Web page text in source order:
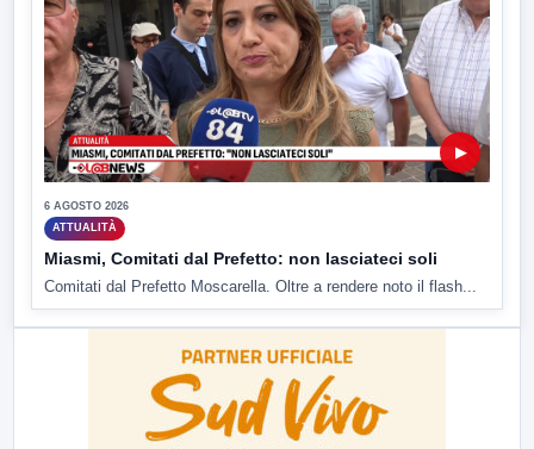
▶
6 AGOSTO 2026
ATTUALITÀ
Miasmi, Comitati dal Prefetto: non lasciateci soli
Comitati dal Prefetto Moscarella. Oltre a rendere noto il flash...